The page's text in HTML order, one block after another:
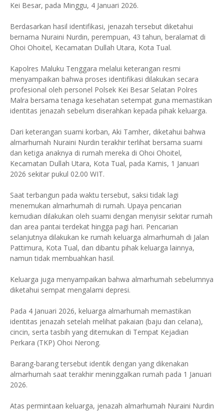
Kei Besar, pada Minggu, 4 Januari 2026.
Berdasarkan hasil identifikasi, jenazah tersebut diketahui
bernama Nuraini Nurdin, perempuan, 43 tahun, beralamat di
Ohoi Ohoitel, Kecamatan Dullah Utara, Kota Tual.
Kapolres Maluku Tenggara melalui keterangan resmi
menyampaikan bahwa proses identifikasi dilakukan secara
profesional oleh personel Polsek Kei Besar Selatan Polres
Malra bersama tenaga kesehatan setempat guna memastikan
identitas jenazah sebelum diserahkan kepada pihak keluarga.
Dari keterangan suami korban, Aki Tamher, diketahui bahwa
almarhumah Nuraini Nurdin terakhir terlihat bersama suami
dan ketiga anaknya di rumah mereka di Ohoi Ohoitel,
Kecamatan Dullah Utara, Kota Tual, pada Kamis, 1 Januari
2026 sekitar pukul 02.00 WIT.
Saat terbangun pada waktu tersebut, saksi tidak lagi
menemukan almarhumah di rumah. Upaya pencarian
kemudian dilakukan oleh suami dengan menyisir sekitar rumah
dan area pantai terdekat hingga pagi hari. Pencarian
selanjutnya dilakukan ke rumah keluarga almarhumah di Jalan
Pattimura, Kota Tual, dan dibantu pihak keluarga lainnya,
namun tidak membuahkan hasil.
Keluarga juga menyampaikan bahwa almarhumah sebelumnya
diketahui sempat mengalami depresi.
Pada 4 Januari 2026, keluarga almarhumah memastikan
identitas jenazah setelah melihat pakaian (baju dan celana),
cincin, serta tasbih yang ditemukan di Tempat Kejadian
Perkara (TKP) Ohoi Nerong.
Barang-barang tersebut identik dengan yang dikenakan
almarhumah saat terakhir meninggalkan rumah pada 1 Januari
2026.
Atas permintaan keluarga, jenazah almarhumah Nuraini Nurdin